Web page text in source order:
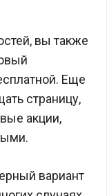
вы также
Еще
страницу,
акции,
вариант